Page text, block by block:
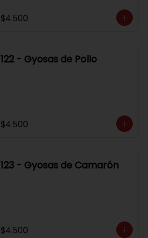
$4.500
122 - Gyosas de Pollo
$4.500
123 - Gyosas de Camarón
$4.500